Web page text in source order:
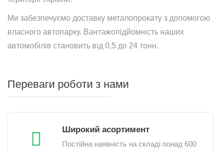
Ми забезпечуємо доставку металопрокату з допомогою
власного автопарку. Вантажопідйомність наших
автомобілів становить від 0,5 до 24 тонн.
Переваги роботи з нами
Широкий асортимент
Постійна наявність на складі понад 600